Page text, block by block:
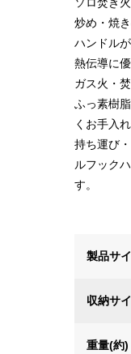
炒め・焼
ハンドル
熱伝導に
ガス火・
ふっ素樹
くお手入
持ち運び
ルフック
す。
製品サ
収納サ
重量(約)